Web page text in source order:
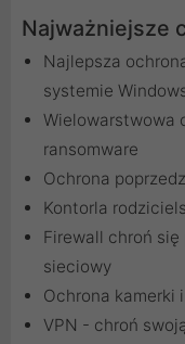
Najważniejsze
Najlepsza
systemie
Wielowarstwowa
ransomware
Ochrona
Kontorla
Firewall chroń
sieciowy
Ochrona kamerki
VPN - chroń